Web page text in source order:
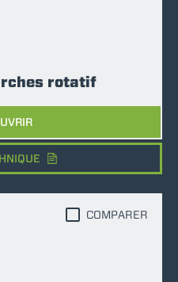
rotatif
COMPARER